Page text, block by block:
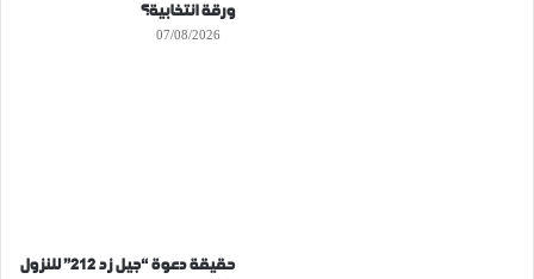
ورقة انتخابية؟
07/08/2026
حقيقة دعوة “جيل زد 212” للنزول